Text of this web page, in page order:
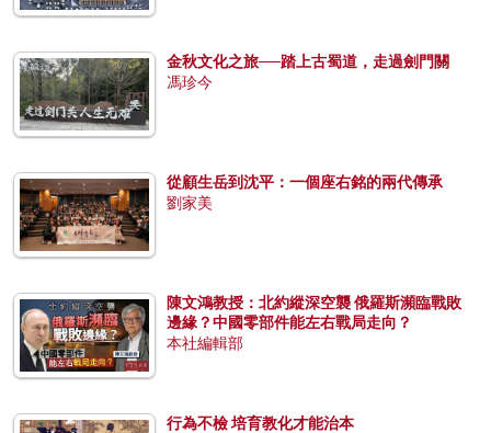
金秋文化之旅──踏上古蜀道，走過劍門關
馮珍今
從顧生岳到沈平：一個座右銘的兩代傳承
劉家美
陳文鴻教授：北約縱深空襲 俄羅斯瀕臨戰敗
邊緣？中國零部件能左右戰局走向？
本社編輯部
行為不檢 培育教化才能治本